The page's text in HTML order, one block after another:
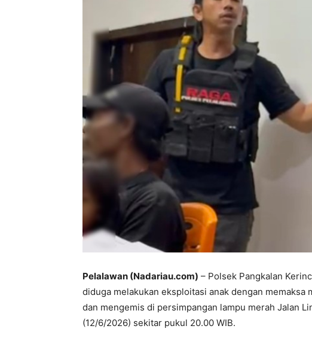
Pelalawan (Nadariau.com) – Polsek Pangkalan
diduga melakukan eksploitasi anak dengan memaksa
dan mengemis di persimpangan lampu merah Jalan
(12/6/2026) sekitar pukul 20.00 WIB.